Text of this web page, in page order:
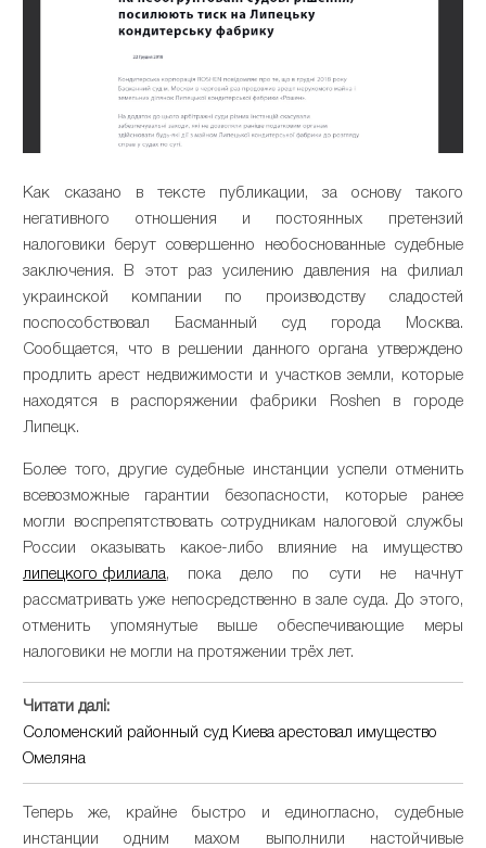
Как сказано в тексте публикации, за основу такого
негативного отношения и постоянных претензий
налоговики берут совершенно необоснованные судебные
заключения. В этот раз усилению давления на филиал
украинской компании по производству сладостей
поспособствовал Басманный суд города Москва.
Сообщается, что в решении данного органа утверждено
продлить арест недвижимости и участков земли, которые
находятся в распоряжении фабрики Roshen в городе
Липецк.
Более того, другие судебные инстанции успели отменить
всевозможные гарантии безопасности, которые ранее
могли воспрепятствовать сотрудникам налоговой службы
России оказывать какое-либо влияние на имущество
липецкого филиала, пока дело по сути не начнут
рассматривать уже непосредственно в зале суда. До этого,
отменить упомянутые выше обеспечивающие меры
налоговики не могли на протяжении трёх лет.
Читати далі:
Соломенский районный суд Киева арестовал имущество
Омеляна
Теперь же, крайне быстро и единогласно, судебные
инстанции одним махом выполнили настойчивые